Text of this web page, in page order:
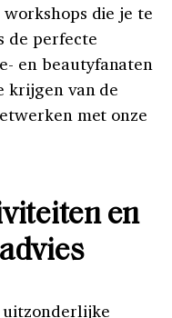
die je te
de perfecte
en beautyfanaten
krijgen van de
met onze
en
uitzonderlijke